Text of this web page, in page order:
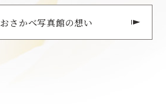
おさかべ写真館の想い